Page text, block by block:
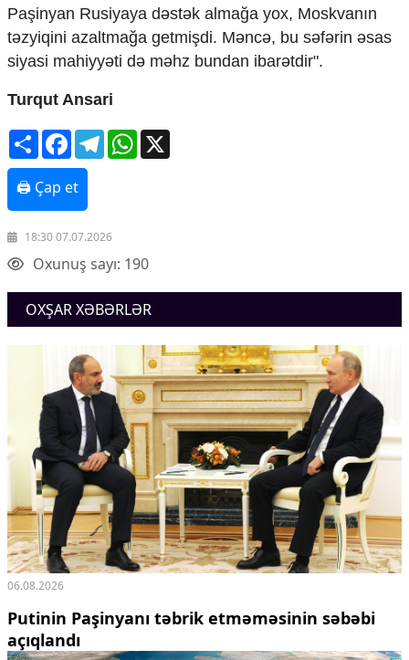
Paşinyan Rusiyaya dəstək almağa yox, Moskvanın
təzyiqini azaltmağa getmişdi. Məncə, bu səfərin əsas
siyasi mahiyyəti də məhz bundan ibarətdir".
Turqut Ansari
ShareFacebookTelegramWhatsApp
🖨 Çap et
18:30 07.07.2026
Oxunuş sayı: 190
OXŞAR XƏBƏRLƏR
06.08.2026
Putinin Paşinyanı təbrik etməməsinin səbəbi
açıqlandı